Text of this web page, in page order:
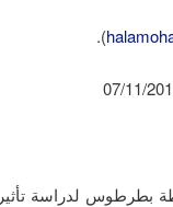
).
السوري بمحافظة بطرطوس لدراسة تأثير